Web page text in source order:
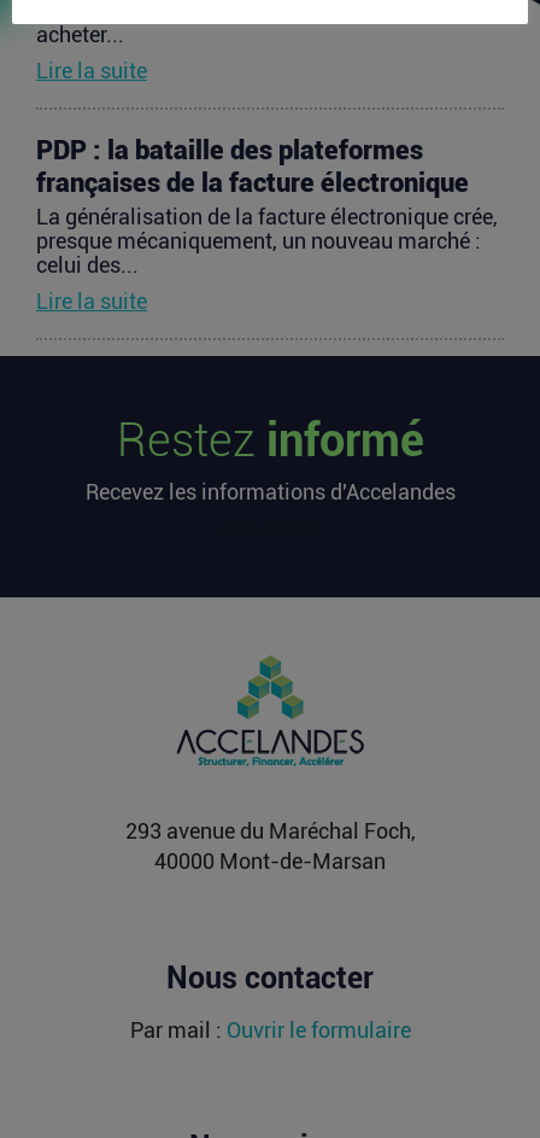
acheter...
Lire la suite
PDP : la bataille des plateformes
françaises de la facture électronique
La généralisation de la facture électronique crée,
presque mécaniquement, un nouveau marché :
celui des...
Lire la suite
digitalise l’accompagnement des
voyageurs
Les formalités de voyage demeurent l’une des
zones les moins fluides de l’expérience
de l’argent dans une sortie à 2,25
milliards de dollars ?
Après avoir levé près de 1,4 milliard de dollars et
atteint une valorisation de 11,7 milliards fin
Lire la suite
Restez informé
Recevez les informations d'Accelandes
293 avenue du Maréchal Foch,
40000 Mont-de-Marsan
Nous contacter
Par mail : Ouvrir le formulaire